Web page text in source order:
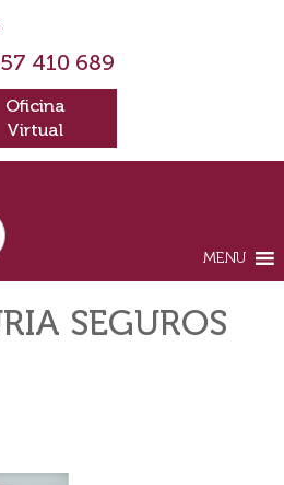
410 689
Oficina
Virtual
MENU
SEGUROS